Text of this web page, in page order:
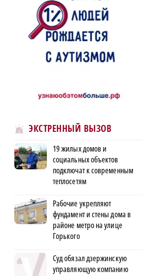
ЭКСТРЕННЫЙ ВЫЗОВ
19 жилых домов и
социальных объектов
подключат к современным
теплосетям
Рабочие укрепляют
фундамент и стены дома в
районе метро на улице
Горького
Суд обязал дзержинскую
управляющую компанию